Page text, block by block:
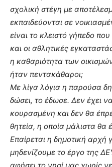
σχολική στέγη με
εκπαιδεύονται σε
είναι το κλειστό γήπεδο
και οι αθλητικές
η καθαριότητα των
ήταν πεντακάθαροι;
Με λίγα λόγια η παρούσα
δώσει, το έδωσε. Δεν έχει
κουρασμένη και δεν θα
θητεία, η οποία μάλιστα θα
Επαίρεται η δημοτική
μηδενίζουμε το έργο της